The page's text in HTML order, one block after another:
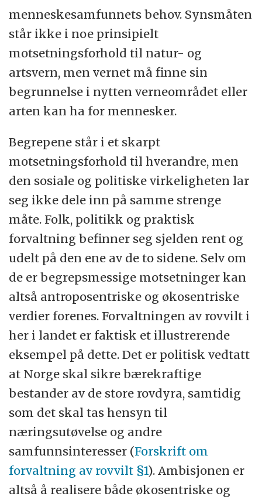
menneskesamfunnets behov. Synsmåten
står ikke i noe prinsipielt
motsetningsforhold til natur- og
artsvern, men vernet må finne sin
begrunnelse i nytten verneområdet eller
arten kan ha for mennesker.
Begrepene står i et skarpt
motsetningsforhold til hverandre, men
den sosiale og politiske virkeligheten lar
seg ikke dele inn på samme strenge
måte. Folk, politikk og praktisk
forvaltning befinner seg sjelden rent og
udelt på den ene av de to sidene. Selv om
de er begrepsmessige motsetninger kan
altså antroposentriske og økosentriske
verdier forenes. Forvaltningen av rovvilt i
her i landet er faktisk et illustrerende
eksempel på dette. Det er politisk vedtatt
at Norge skal sikre bærekraftige
bestander av de store rovdyra, samtidig
som det skal tas hensyn til
næringsutøvelse og andre
samfunnsinteresser (Forskrift om
forvaltning av rovvilt §1). Ambisjonen er
altså å realisere både økosentriske og